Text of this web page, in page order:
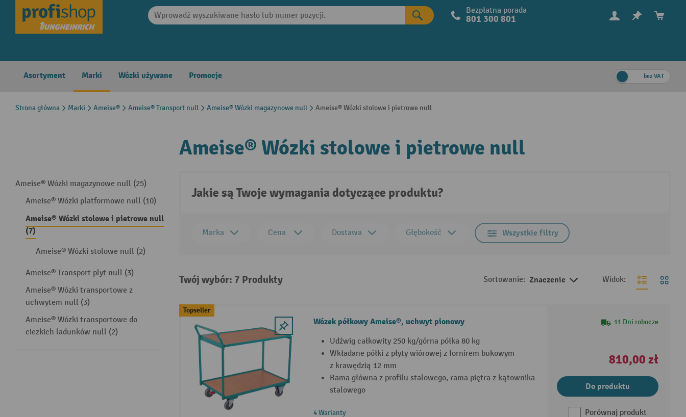
Skip to main navigation Bezpłatna porada
801 300 801
Asortyment Marki Wózki używane Promocje bez VAT
Strona główna Marki Ameise® Ameise® Transport null Ameise® Wózki magazynowe null Ameise® Wózki stolowe i pietrowe null
Ameise® Wózki magazynowe null (25)
Ameise® Wózki platformowe null (10)
Ameise® Wózki stolowe i pietrowe null
(7)
Ameise® Wózki stolowe null (2)
Ameise® Transport plyt null (3)
Ameise® Wózki transportowe z
uchwytem null (3)
Ameise® Wózki transportowe do
ciezkich ladunków null (2)
Ameise® Wózki stolowe i pietrowe null
Jakie są Twoje wymagania dotyczące produktu?
Marka Cena Dostawa Głębokość Wszystkie filtry
Twój wybór: 7 Produkty Sortowanie: Znaczenie Widok:
Topseller
Wózek półkowy Ameise®, uchwyt pionowy
Udźwig całkowity 250 kg/górna półka 80 kg
Wkładane półki z płyty wiórowej z fornirem bukowym
z krawędzią 12 mm
Rama główna z profilu stalowego, rama piętra z kątownika
stalowego
4 Warianty
11 Dni robocze
810,00 zł
Do produktu
Porównaj produkt